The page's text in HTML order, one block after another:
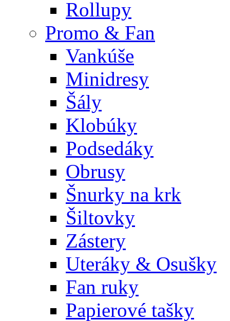
Rollupy
Promo & Fan
Vankúše
Minidresy
Šály
Klobúky
Podsedáky
Obrusy
Šnurky na krk
Šiltovky
Zástery
Uteráky & Osušky
Fan ruky
Papierové tašky